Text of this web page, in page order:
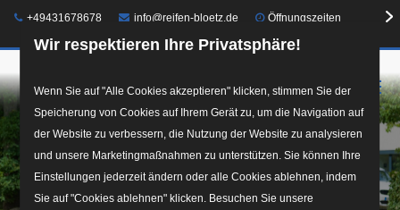
Wir respektieren Ihre Privatsphäre!
Wenn Sie auf "Alle Cookies akzeptieren" klicken, stimmen Sie der
Speicherung von Cookies auf Ihrem Gerät zu, um die Navigation auf
der Website zu verbessern, die Nutzung der Website zu analysieren
und unsere Marketingmaßnahmen zu unterstützen. Sie können Ihre
Einstellungen jederzeit ändern oder alle Cookies ablehnen, indem
Sie auf "Cookies ablehnen" klicken. Besuchen Sie unsere
Direkt
zum
Inhalt
Telefon:
+49431678678 E-Mail:info@reifen-bloetz.de Öffnungszeiten
☰